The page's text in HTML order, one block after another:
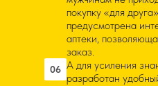
покупку «для
предусмотрена
аптеки,
заказ.
06 А для усиления
разработан